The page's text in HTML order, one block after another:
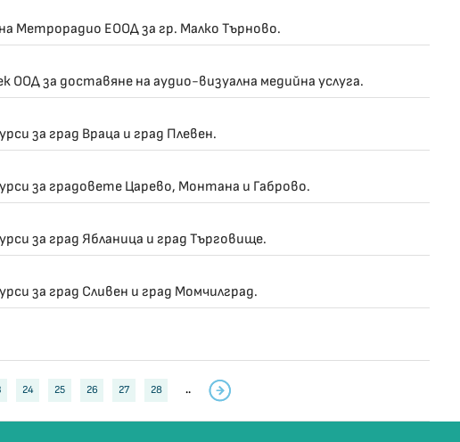
Метрорадио ЕООД за гр. Малко Търново.
за доставяне на аудио-визуална медийна услуга.
за град Враца и град Плевен.
за градовете Царево, Монтана и Габрово.
за град Ябланица и град Търговище.
за град Сливен и град Момчилград.
24 25 26 27 28 ..